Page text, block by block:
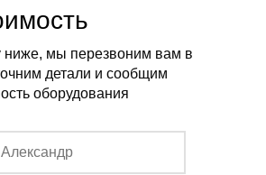
ниже, мы перезвоним вам в
детали и сообщим
оборудования